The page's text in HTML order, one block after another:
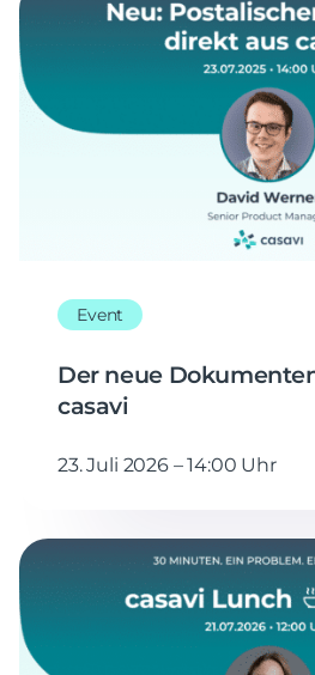
Event
Der neue
casavi
23. Juli 2026 – 14:00 Uhr